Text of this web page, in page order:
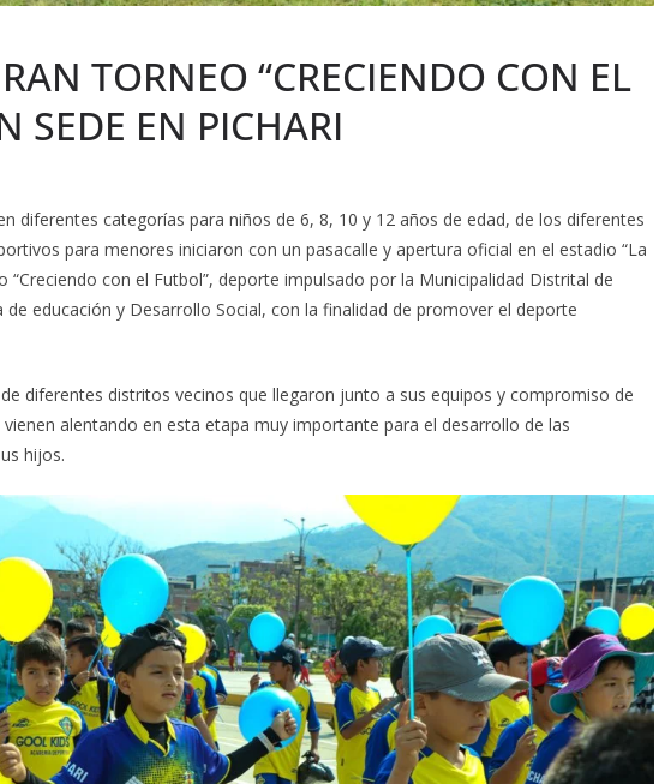
TORNEO “CRECIENDO CON EL
SEDE EN PICHARI
diferentes categorías para niños de 6, 8, 10 y 12 años de edad, de los diferentes
para menores iniciaron con un pasacalle y apertura oficial en el estadio “La
“Creciendo con el Futbol”, deporte impulsado por la Municipalidad Distrital de
de educación y Desarrollo Social, con la finalidad de promover el deporte
diferentes distritos vecinos que llegaron junto a sus equipos y compromiso de
alentando en esta etapa muy importante para el desarrollo de las
hijos.